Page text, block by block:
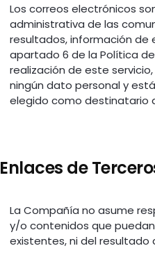
Los correos electrónicos
administrativa de las
resultados, información
apartado 6 de la Política
realización de este
ningún dato personal y
elegido como destinatario
Enlaces de
La Compañía no asume
y/o contenidos que
existentes, ni del resultado